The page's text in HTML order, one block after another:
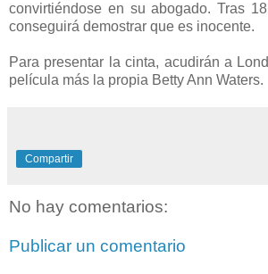
convirtiéndose en su abogado. Tras
conseguirá demostrar que es inocente.
Para presentar la cinta, acudirán a
película más la propia Betty Ann Waters.
Compartir
No hay comentarios:
Publicar un comentario